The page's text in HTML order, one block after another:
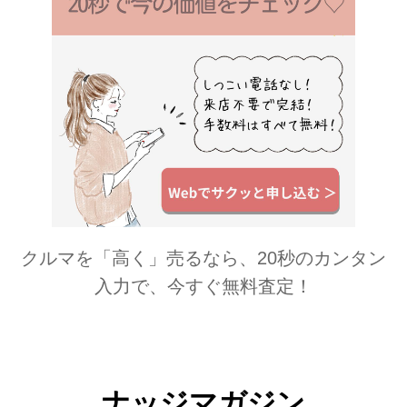
クルマを「高く」売るなら、20秒のカンタン
入力で、今すぐ無料査定！